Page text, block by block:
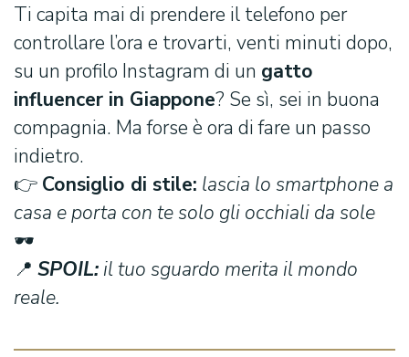
Ti capita mai di prendere il telefono per
controllare l’ora e trovarti, venti minuti dopo,
su un profilo Instagram di un gatto
influencer in Giappone? Se sì, sei in buona
compagnia. Ma forse è ora di fare un passo
indietro.
👉 Consiglio di stile: lascia lo smartphone a
casa e porta con te solo gli occhiali da sole
🕶️
📍 SPOIL: il tuo sguardo merita il mondo
reale.